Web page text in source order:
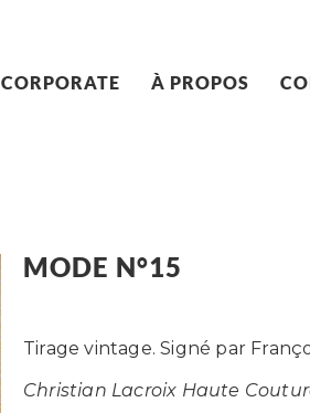
CORPORATE À PROPOS
MODE N°15
Tirage vintage. Signé par
Christian Lacroix Haute